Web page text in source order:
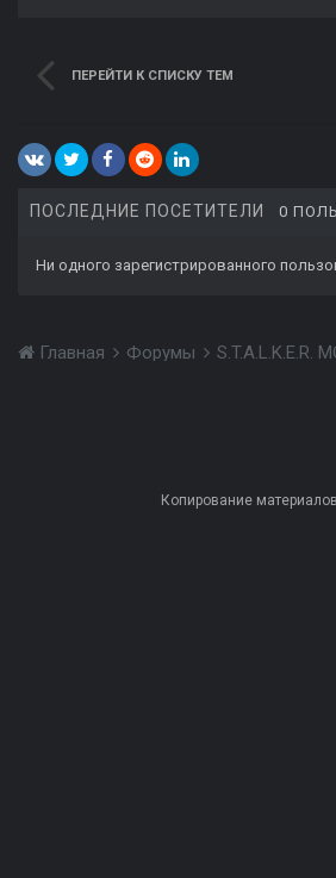
ПЕРЕЙТИ К СПИСКУ ТЕМ
ПОСЛЕДНИЕ ПОСЕТИТЕЛИ 0
Ни одного зарегистрированного
Главная Форумы
Копирование